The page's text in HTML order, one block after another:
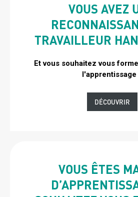
2
VOUS AVEZ
TRAVAILLEUR
Sous
titre
bis
Et vous souhaitez vous
l'apprentissage
Lien
bis
DÉCOUVRIR
VOUS ÊTES